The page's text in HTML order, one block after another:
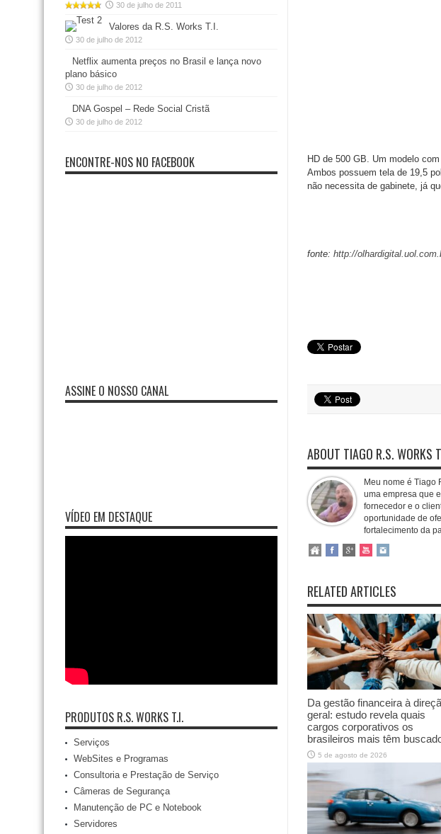
HD de 500 GB. Um modelo
Ambos possuem tela de 19,5
não necessita de gabinete, já
fonte: http://
ABOUT TIAGO R.S. WORKS
Meu nome é Tiago
uma empresa que
fornecedor e o
oportunidade de
fortalecimento da
RELATED ARTICLES
Da gestão financeira à
geral: estudo revela quais
cargos corporativos os
brasileiros mais têm
5 de agosto de 2026
30 de julho de 2011
Valores da R.S. Works T.I.
30 de julho de 2012
Netflix aumenta preços no Brasil e lança novo
plano básico
30 de julho de 2012
DNA Gospel – Rede Social Cristã
30 de julho de 2012
ENCONTRE-NOS NO FACEBOOK
ASSINE O NOSSO CANAL
VÍDEO EM DESTAQUE
PRODUTOS R.S. WORKS T.I.
Serviços
WebSites e Programas
Consultoria e Prestação de Serviço
Câmeras de Segurança
Manutenção de PC e Notebook
Servidores